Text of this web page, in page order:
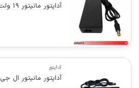
آداپتور مانیتور 19 ولت 4/74 آمپر
آداپتور
آداپتور مانیتور ال جی 12 ولت 3 آمپر